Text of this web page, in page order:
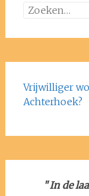
Zoeken
Vrijwilliger
Achterhoek?
"In de